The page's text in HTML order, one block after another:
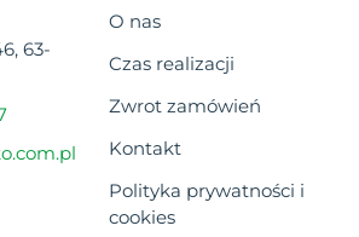
63-
O nas
Czas realizacji
Zwrot zamówień
Kontakt
Polityka prywatności i
cookies